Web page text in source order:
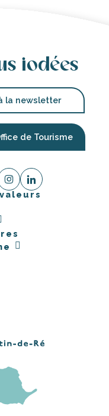
iodées
la newsletter
de Tourisme